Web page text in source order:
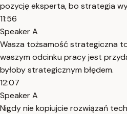
pozycję eksperta, bo strategia
11:56
Speaker A
Wasza tożsamość strategiczna
waszym odcinku pracy jest
byłoby strategicznym błędem.
12:07
Speaker A
Nigdy nie kopiujcie rozwiązań